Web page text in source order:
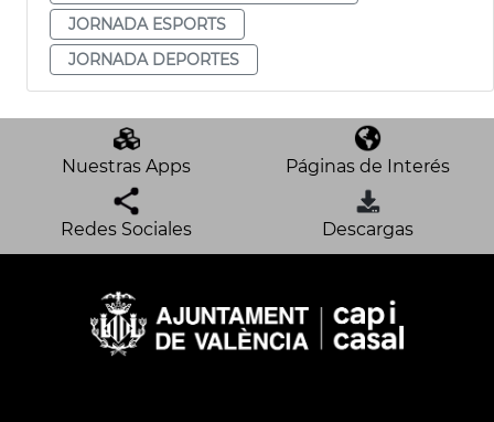
JORNADA ESPORTS
JORNADA DEPORTES
Nuestras Apps Páginas de Interés
Redes Sociales Descargas